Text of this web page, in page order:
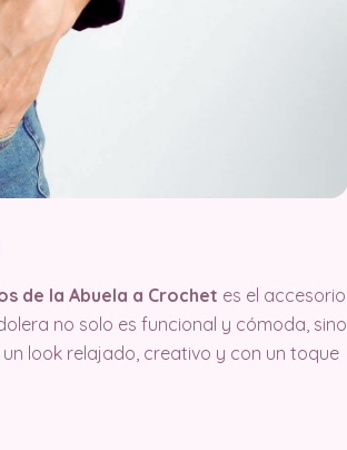
de la Abuela a Crochet es el accesorio
no solo es funcional y cómoda, sino
look relajado, creativo y con un toque